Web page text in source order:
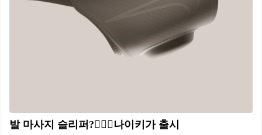
발 마사지 슬리퍼?💆🏻‍♀️나이키가 출시